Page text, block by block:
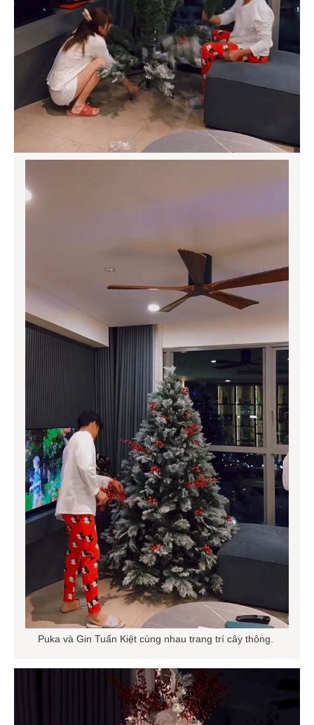
Puka và Gin Tuấn Kiệt cùng nhau trang trí cây thông.